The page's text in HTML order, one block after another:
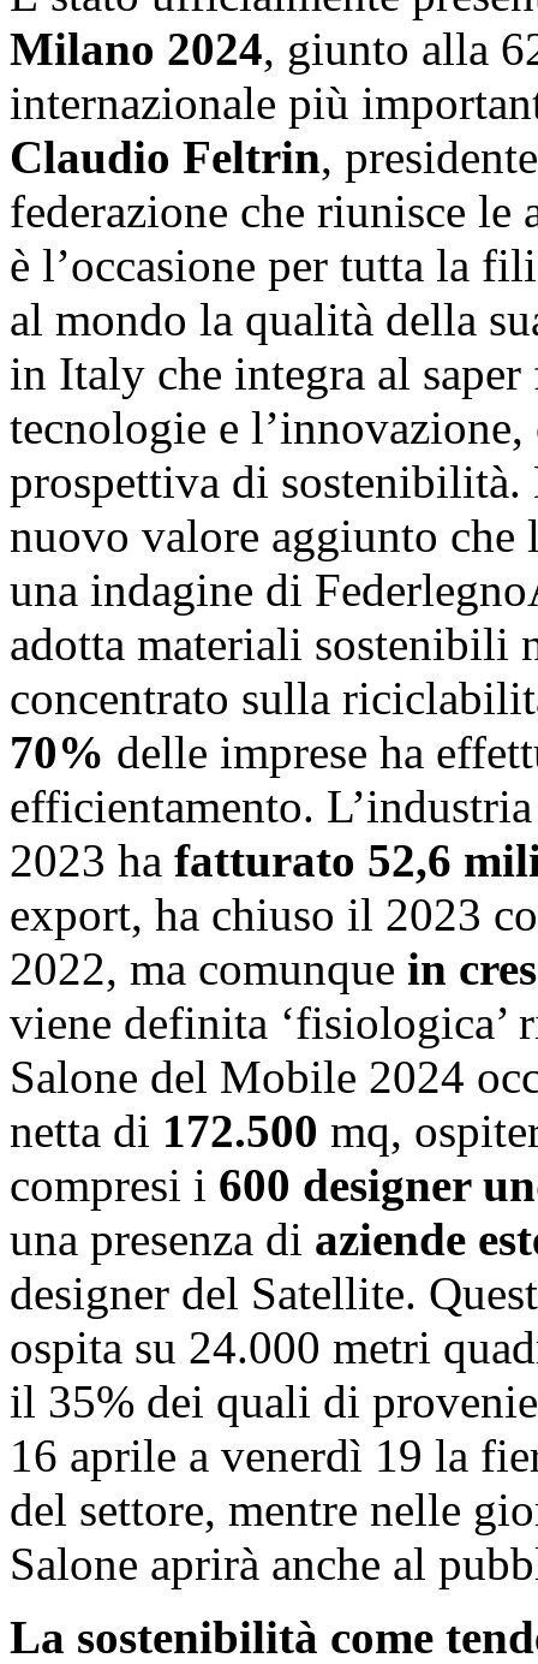
Milano 2024, giunto alla
internazionale più
Claudio Feltrin,
federazione che riunisce
è l’occasione per tutta la
al mondo la qualità della
in Italy che integra al
tecnologie e
prospettiva di
nuovo valore aggiunto che
una indagine di
adotta materiali sostenibili
concentrato sulla
70% delle imprese ha
efficientamento.
2023 ha fatturato 52,6
export, ha chiuso il 2023
2022, ma comunque in
viene definita ‘fisiologica’
Salone del Mobile 2024
netta di 172.500 mq,
compresi i 600 designer
una presenza di aziende
designer del Satellite.
ospita su 24.000 metri
il 35% dei quali di
16 aprile a venerdì 19 la
del settore, mentre nelle
Salone aprirà anche al
La sostenibilità come